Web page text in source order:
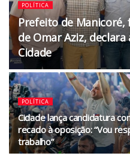
POLÍTICA
Prefeito de
de Omar Aziz,
Cidade
POLÍTICA
Cidade lança candidatura
recado à oposição: “Vou
trabalho”